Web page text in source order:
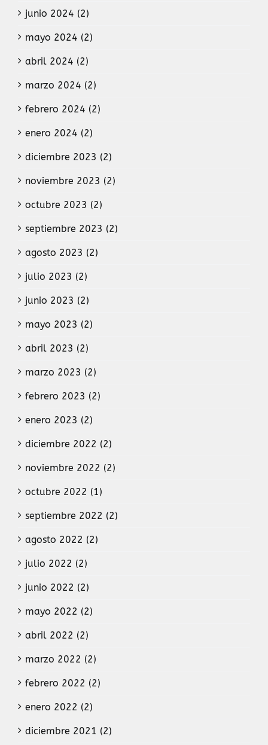
junio 2024 (2)
mayo 2024 (2)
abril 2024 (2)
marzo 2024 (2)
febrero 2024 (2)
enero 2024 (2)
diciembre 2023 (2)
noviembre 2023 (2)
octubre 2023 (2)
septiembre 2023 (2)
agosto 2023 (2)
julio 2023 (2)
junio 2023 (2)
mayo 2023 (2)
abril 2023 (2)
marzo 2023 (2)
febrero 2023 (2)
enero 2023 (2)
diciembre 2022 (2)
noviembre 2022 (2)
octubre 2022 (1)
septiembre 2022 (2)
agosto 2022 (2)
julio 2022 (2)
junio 2022 (2)
mayo 2022 (2)
abril 2022 (2)
marzo 2022 (2)
febrero 2022 (2)
enero 2022 (2)
diciembre 2021 (2)